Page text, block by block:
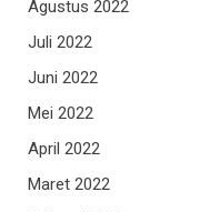
Agustus 2022
Juli 2022
Juni 2022
Mei 2022
April 2022
Maret 2022